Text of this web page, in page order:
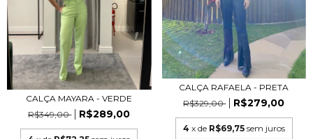
CALÇA MAYARA - VERDE
R$349,00
R$289,00
CALÇA RAFAELA - PRETA
R$329,00
R$279,00
4 x de R$69,75 sem juros